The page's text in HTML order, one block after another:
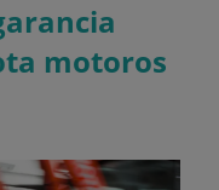
motoros